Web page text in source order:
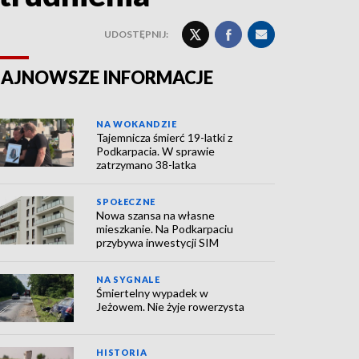
UDOSTĘPNIJ:
INFORMACJE
NA WOKANDZIE
Tajemnicza śmierć 19-latki z
Podkarpacia. W sprawie
zatrzymano 38-latka
SPOŁECZNE
Nowa szansa na własne
mieszkanie. Na Podkarpaciu
przybywa inwestycji SIM
NA SYGNALE
Śmiertelny wypadek w
Jeżowem. Nie żyje rowerzysta
HISTORIA